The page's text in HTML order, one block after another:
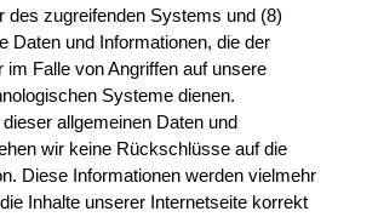
des zugreifenden Systems und (8)
Daten und Informationen, die der
im Falle von Angriffen auf unsere
Systeme dienen.
allgemeinen Daten und
wir keine Rückschlüsse auf die
Diese Informationen werden vielmehr
Inhalte unserer Internetseite korrekt